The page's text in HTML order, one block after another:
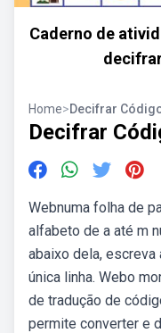
Caderno de
Home>Decifrar
Decifrar
Webnuma folha de
alfabeto de a até m
abaixo dela, escreva
única linha. Webo
de tradução de
permite converter e